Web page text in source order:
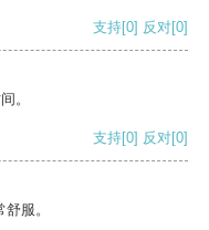
支持[0] 反对[0]
。
支持[0] 反对[0]
服。